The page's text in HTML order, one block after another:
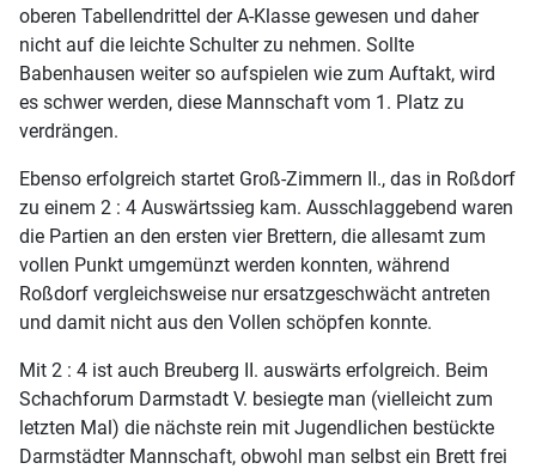
oberen Tabellendrittel der A-Klasse gewesen und daher
nicht auf die leichte Schulter zu nehmen. Sollte
Babenhausen weiter so aufspielen wie zum Auftakt, wird
es schwer werden, diese Mannschaft vom 1. Platz zu
verdrängen.
Ebenso erfolgreich startet Groß-Zimmern II., das in Roßdorf
zu einem 2 : 4 Auswärtssieg kam. Ausschlaggebend waren
die Partien an den ersten vier Brettern, die allesamt zum
vollen Punkt umgemünzt werden konnten, während
Roßdorf vergleichsweise nur ersatzgeschwächt antreten
und damit nicht aus den Vollen schöpfen konnte.
Mit 2 : 4 ist auch Breuberg II. auswärts erfolgreich. Beim
Schachforum Darmstadt V. besiegte man (vielleicht zum
letzten Mal) die nächste rein mit Jugendlichen bestückte
Darmstädter Mannschaft, obwohl man selbst ein Brett frei